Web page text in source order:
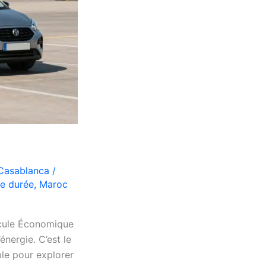
/
durée, Maroc
Économique
C’est le
pour explorer